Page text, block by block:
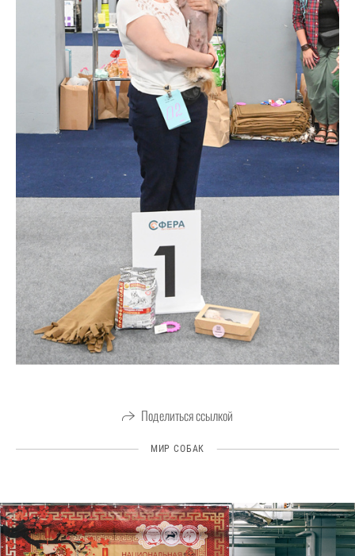
Поделиться ссылкой
МИР СОБАК